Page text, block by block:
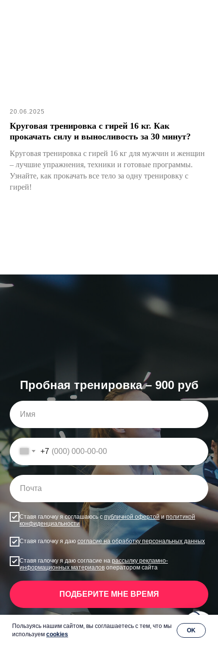
20.06.2025
Круговая тренировка с гирей 16 кг. Как
прокачать силу и выносливость за 30 минут?
Круговая тренировка с гирей 16 кг для мужчин и женщин
– лучшие упражнения, техники и готовые программы.
Узнайте, как прокачать все тело за одну тренировку с
гирей!
Пробная тренировка – 900 руб
+7
Ставя галочку я соглашаюсь спубличной офертойиполитикой
конфиденциальности
Ставя галочку я даю согласие на обработку персональных данных
Ставя галочку я даю согласие на рассылку рекламно-
информационных материалов оператором сайта
ПОДБЕРИТЕ МНЕ ВРЕМЯ
Пользуясь нашим сайтом, вы соглашаетесь с тем, что мы
используем cookies
OK